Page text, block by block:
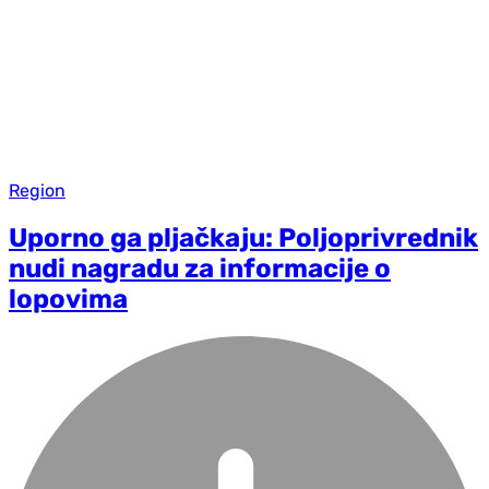
Region
Uporno ga pljačkaju: Poljoprivrednik
nudi nagradu za informacije o
lopovima